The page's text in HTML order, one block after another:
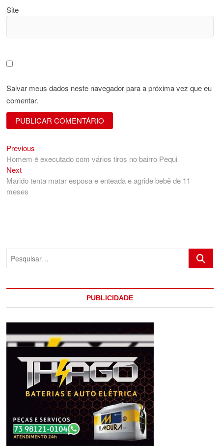
Site
Salvar meus dados neste navegador para a próxima vez que eu
comentar.
Navegação
de
Post
Previous
post:
Homem é executado com vários tiros no bairro Pequi
NextNext
post:
Marido tenta matar esposa e enteada e agride bebê de 11
meses
PUBLICIDADE